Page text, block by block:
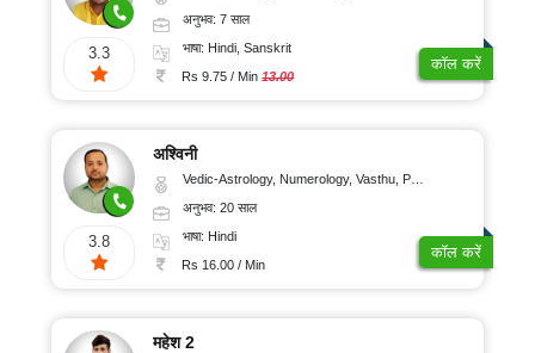
3.3
अनुभव: 7 साल
भाषा: Hindi, Sanskrit
Rs 9.75 / Min13.00
कॉल करें
3.8
अश्विनी
Vedic-Astrology, Numerology, Vasthu, Prashna-Kundali
अनुभव: 20 साल
भाषा: Hindi
Rs 16.00 / Min
कॉल करें
महेश 2